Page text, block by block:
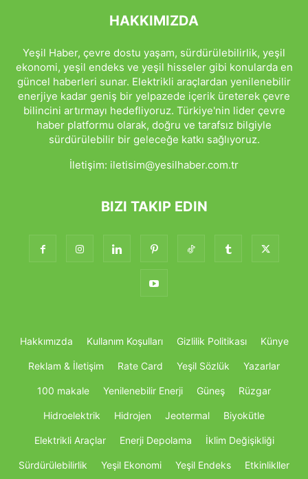
HAKKIMIZDA
Yeşil Haber, çevre dostu yaşam, sürdürülebilirlik, yeşil
ekonomi, yeşil endeks ve yeşil hisseler gibi konularda en
güncel haberleri sunar. Elektrikli araçlardan yenilenebilir
enerjiye kadar geniş bir yelpazede içerik üreterek çevre
bilincini artırmayı hedefliyoruz. Türkiye'nin lider çevre
haber platformu olarak, doğru ve tarafsız bilgiyle
sürdürülebilir bir geleceğe katkı sağlıyoruz.
İletişim: iletisim@yesilhaber.com.tr
BIZI TAKIP EDIN
Hakkımızda Kullanım Koşulları Gizlilik Politikası Künye
Reklam & İletişim Rate Card Yeşil Sözlük Yazarlar
100 makale Yenilenebilir Enerji Güneş Rüzgar
Hidroelektrik Hidrojen Jeotermal Biyokütle
Elektrikli Araçlar Enerji Depolama İklim Değişikliği
Sürdürülebilirlik Yeşil Ekonomi Yeşil Endeks Etkinlikller